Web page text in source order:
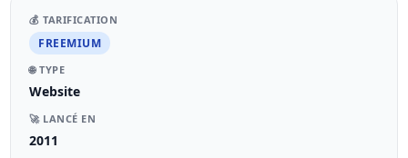
💰 TARIFICATION
FREEMIUM
🌐 TYPE
Website
🚀 LANCÉ EN
2011